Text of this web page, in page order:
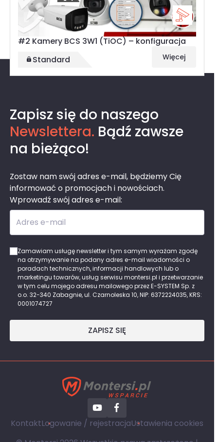
#2 Kamery BCS 3W1 (TiOC) – konfiguracja
Standard
Więcej
Zapisz się do naszego
Newslettera. Bądź zawsze
na bieżąco!
Zostaw nam swój adres e-mail, będziemy Cię
informować o promocjach i nowościach.
Wprowadź swój adres e-mail:
Adres e-mail
Zamawiam usługę newsletter i tym samym wyrażam zgodę
na otrzymywanie na podany adres e-mail wiadomości o
poradach technicznych, informacji handlowych lub o
marketingu towarów, usług serwisu montersi.pl i przetwarzanie
w tym celu mojego adresu mailowego przez E-SYSTEM Sp. z
o.o. 32-340 Zabagnie, ul. Czarnoleska 10, NIP: 6372224035, KRS:
0001074727
ZAPISZ SIĘ
KontaktLogowanie / rejestracjaUstawienia cookies